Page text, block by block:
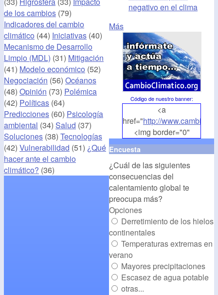
de los cambios (79)
Indicadores del cambio
climático (44) Iniciativas (40)
Mecanismo de Desarrollo
Limpio (MDL) (31) Mitigación
(41) Modelo económico (52)
Negociación (56) Océanos
(48) Opinión (73) Polémica
(42) Políticas (64)
Predicciones (60) Psicología
ambiental (34) Salud (37)
Soluciones (38) Tecnologías
(42) Vulnerabilidad (51) ¿Qué
hacer ante el cambio
climático? (36)
negativo en el clima
Más
Código de nuestro banner:
<a
href="http://
<img border="0"
align="middle"
src="http://
alt="CambioClimatico.org"
/></a>
Encuesta
¿Cuál de las siguientes
consecuencias del
calentamiento global te
preocupa más?
Opciones
Derretimiento de los hielos
continentales
Temperaturas extremas en
verano
Mayores precipitaciones
Escasez de agua potable
otras...